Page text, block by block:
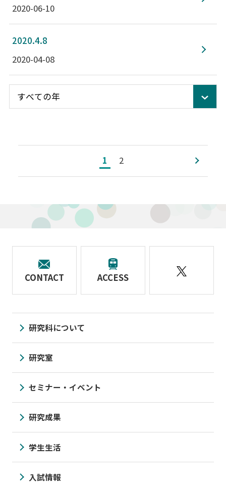
2020-06-10
2020.4.8
2020-04-08
1 2 次へ
CONTACT ACCESS
研究科について
研究室
セミナー・イベント
研究成果
学生生活
入試情報